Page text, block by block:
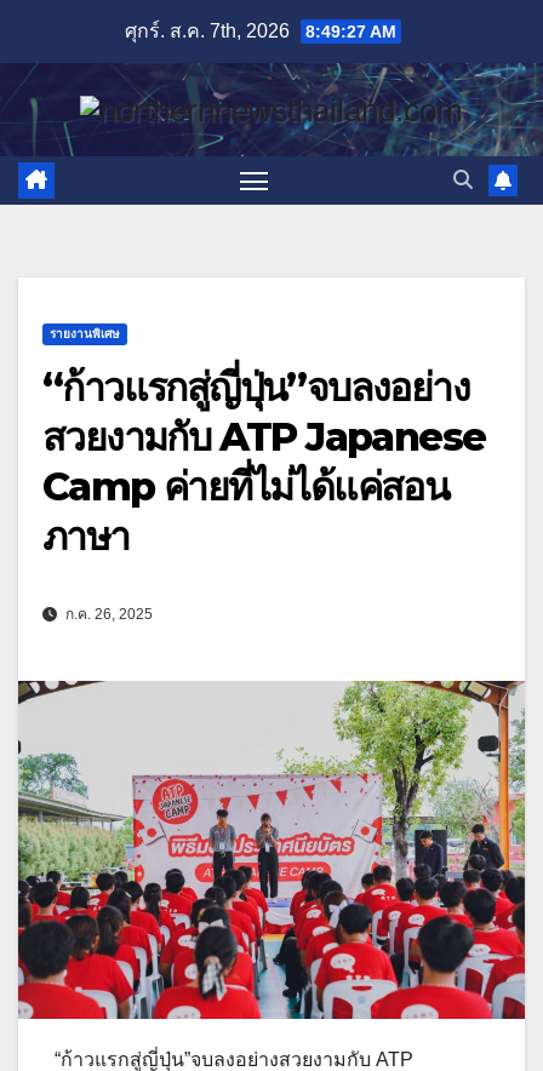
content
ศุกร์. ส.ค. 7th, 2026 8:49:29 AM
รายงานพิเศษ
“ก้าวแรกสู่ญี่ปุ่น”จบลงอย่าง
สวยงามกับ ATP Japanese
Camp ค่ายที่ไม่ได้แค่สอน
ภาษา
ก.ค. 26, 2025
“ก้าวแรกสู่ญี่ปุ่น”จบลงอย่างสวยงามกับ ATP